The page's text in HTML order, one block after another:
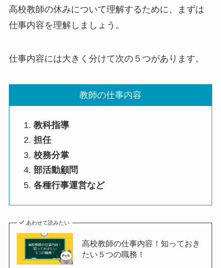
高校教師の休みについて理解するために、まずは
仕事内容を理解しましょう。
仕事内容には大きく分けて次の５つがあります。
教師の仕事内容
教科指導
担任
校務分掌
部活動顧問
各種行事運営など
あわせて読みたい
高校教師の仕事内容！知っておき
たい５つの職務！